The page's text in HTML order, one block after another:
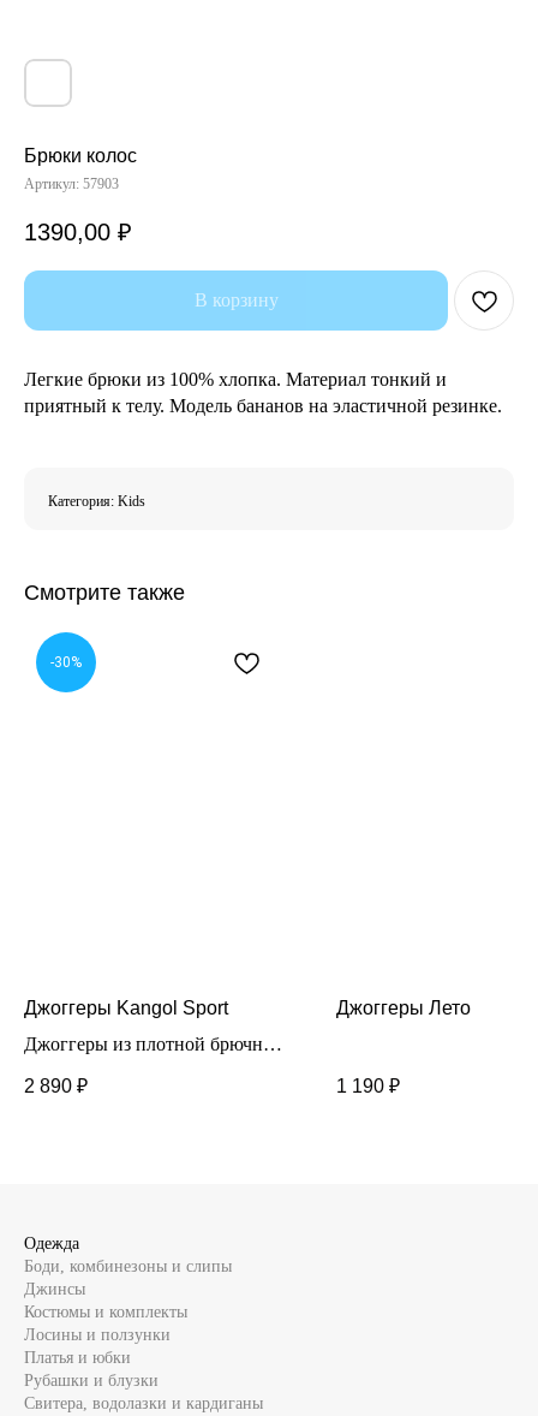
Брюки колос
Артикул: 57903
1390,00 ₽
В корзину
Легкие брюки из 100% хлопка. Материал тонкий и
приятный к телу. Модель бананов на эластичной резинке.
Категория: Kids
Смотрите также
-30%
Джоггеры Kangol Sport
Джоггеры из плотной брючной
хлопка. Стильная модель для
2 890 ₽
Джоггеры Лето
1 190 ₽
Одежда
Боди, комбинезоны и слипы
Джинсы
Костюмы и комплекты
Лосины и ползунки
Платья и юбки
Рубашки и блузки
Свитера, водолазки и кардиганы